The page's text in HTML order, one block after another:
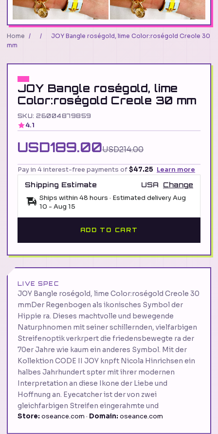
Home / /
JOY Bangle roségold, lime Color:roségold Creole 30
mm
JOY Bangle roségold, lime
Color:roségold Creole 30 mm
SKU: 26004879859
4.1
USD189.00USD214.00
Pay in 4 interest-free payments of$47.25 Learn more
Shipping Estimate
USA
Change
Ships within 48 hours · Estimated deliveryAug
10 - Aug 15
ADD TO CART
LIVE SPEC
JOY Bangle roségold, lime Color:roségold Creole 30
mmDer Regenbogen als ikonisches Symbol der
Hippie ra. Dieses machtvolle und bewegende
Naturphnomen mit seiner schillernden, vielfarbigen
Streifenoptik verkrpert die friedensbewegte ra der
70er Jahre wie kaum ein anderes Symbol. Mit der
Kollektion CODE II JOY knpft Nicola Hinrichsen ein
halbes Jahrhundert spter mit ihrer modernen
Interpretation an diese Ikone der Liebe und
Hoffnung an. Eyecatcher ist der von zwei
gleichfarbigen Streifen eingerahmte und
Store: oseance.com · Domain: oseance.com